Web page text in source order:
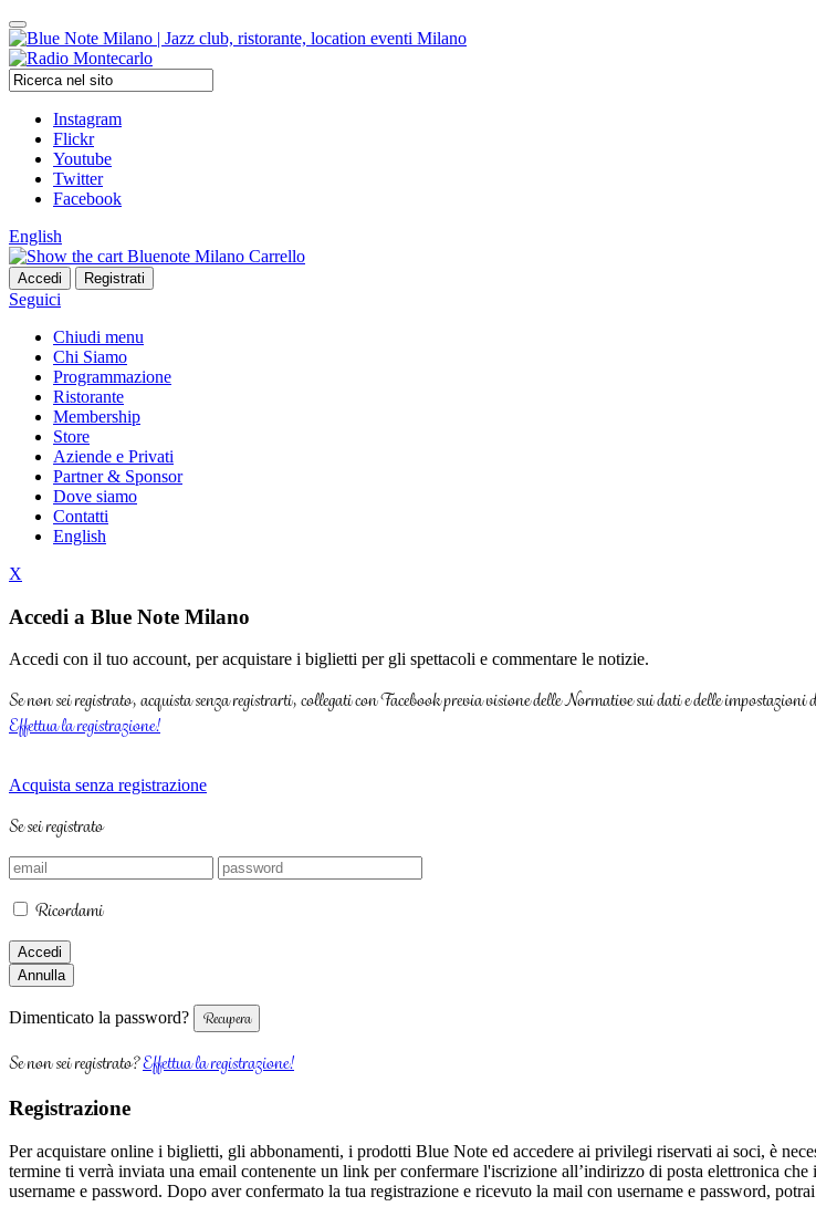
Instagram
Flickr
Youtube
Twitter
Facebook
English
Carrello
Seguici
Chiudi menu
Chi Siamo
Programmazione
Ristorante
Membership
Store
Aziende e Privati
Partner & Sponsor
Dove siamo
Contatti
English
X
Accedi a Blue Note Milano
Accedi con il tuo account, per acquistare i biglietti per gli spettacoli e commentare le notizie.
Se non sei registrato, acquista senza registrarti, collegati con Facebook previa visione delle Normative sui dati e delle impostazioni
Effettua la registrazione!
Acquista senza registrazione
Se sei registrato
Ricordami
Dimenticato la password?
Se non sei registrato?Effettua la registrazione!
Registrazione
Per acquistare online i biglietti, gli abbonamenti, i prodotti Blue Note ed accedere ai privilegi riservati ai soci, è
termine ti verrà inviata una email contenente un link per confermare l'iscrizione all’indirizzo di posta elettronica
username e password. Dopo aver confermato la tua registrazione e ricevuto la mail con username e password, potrai